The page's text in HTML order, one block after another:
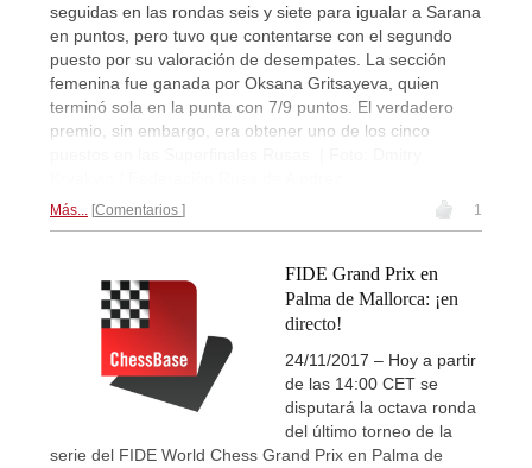
seguidas en las rondas seis y siete para igualar a Sarana
en puntos, pero tuvo que contentarse con el segundo
puesto por su valoración de desempates. La sección
femenina fue ganada por Oksana Gritsayeva, quien
terminó sola en la punta con 7/9 puntos. El verdadero
premio, sin embargo, era obtener uno de los cinco
Más... Comentarios 1
FIDE Grand Prix en
Palma de Mallorca: ¡en
directo!
24/11/2017 – Hoy a partir
de las 14:00 CET se
disputará la octava ronda
del último torneo de la
serie del FIDE World Chess Grand Prix en Palma de